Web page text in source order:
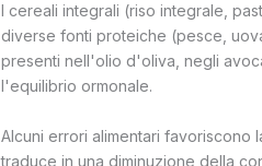
I cereali integrali (riso integrale,
diverse fonti proteiche (pesce,
presenti nell'olio d'oliva, negli
l'equilibrio ormonale.
Alcuni errori alimentari favoriscono
traduce in una diminuzione della